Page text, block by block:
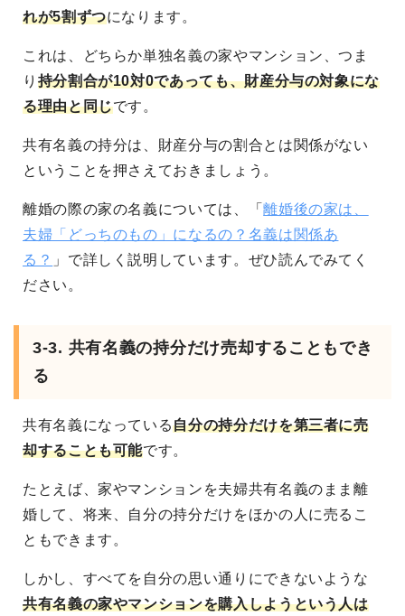
れが5割ずつになります。
これは、どちらか単独名義の家やマンション、つま
り 持分割合が10対0であっても、財産分与の対象にな
る理由と同じです。
共有名義の持分は、財産分与の割合とは関係がない
ということを押さえておきましょう。
離婚の際の家の名義については、「離婚後の家は、
夫婦「どっちのもの」になるの？名義は関係あ
る？ 」で詳しく説明しています。ぜひ読んでみてく
ださい。
3-3. 共有名義の持分だけ売却することもでき
る
共有名義になっている自分の持分だけを第三者に売
却することも可能です。
たとえば、家やマンションを夫婦共有名義のまま離
婚して、将来、自分の持分だけをほかの人に売るこ
ともできます。
しかし、すべてを自分の思い通りにできないような
共有名義の家やマンションを購入しようという人は